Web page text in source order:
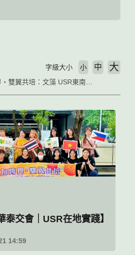
字級大小 小 中 大
泰交會｜USR在地實踐】
14:59